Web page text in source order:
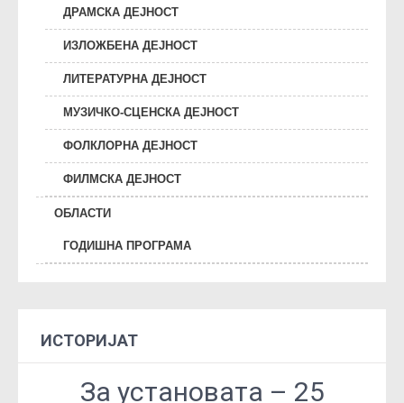
ДРАМСКА ДЕЈНОСТ
ИЗЛОЖБЕНА ДЕЈНОСТ
ЛИТЕРАТУРНА ДЕЈНОСТ
МУЗИЧКО-СЦЕНСКА ДЕЈНОСТ
ФОЛКЛОРНА ДЕЈНОСТ
ФИЛМСКА ДЕЈНОСТ
ОБЛАСТИ
ГОДИШНА ПРОГРАМА
ИСТОРИЈАТ
За установата – 25